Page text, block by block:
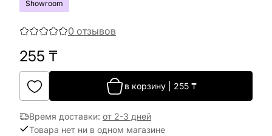
Showroom
0 отзывов
255 ₸
в корзину 255 ₸
Время доставки: от 2-3 дней
Товара нет ни в одном магазине